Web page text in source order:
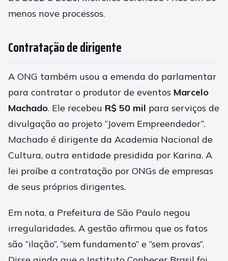
menos nove processos.
Contratação de dirigente
A ONG também usou a emenda do parlamentar
para contratar o produtor de eventos Marcelo
Machado. Ele recebeu R$ 50 mil para serviços de
divulgação ao projeto “Jovem Empreendedor”.
Machado é dirigente da Academia Nacional de
Cultura, outra entidade presidida por Karina. A
lei proíbe a contratação por ONGs de empresas
de seus próprios dirigentes.
Em nota, a Prefeitura de São Paulo negou
irregularidades. A gestão afirmou que os fatos
são “ilação”, “sem fundamento” e “sem provas”.